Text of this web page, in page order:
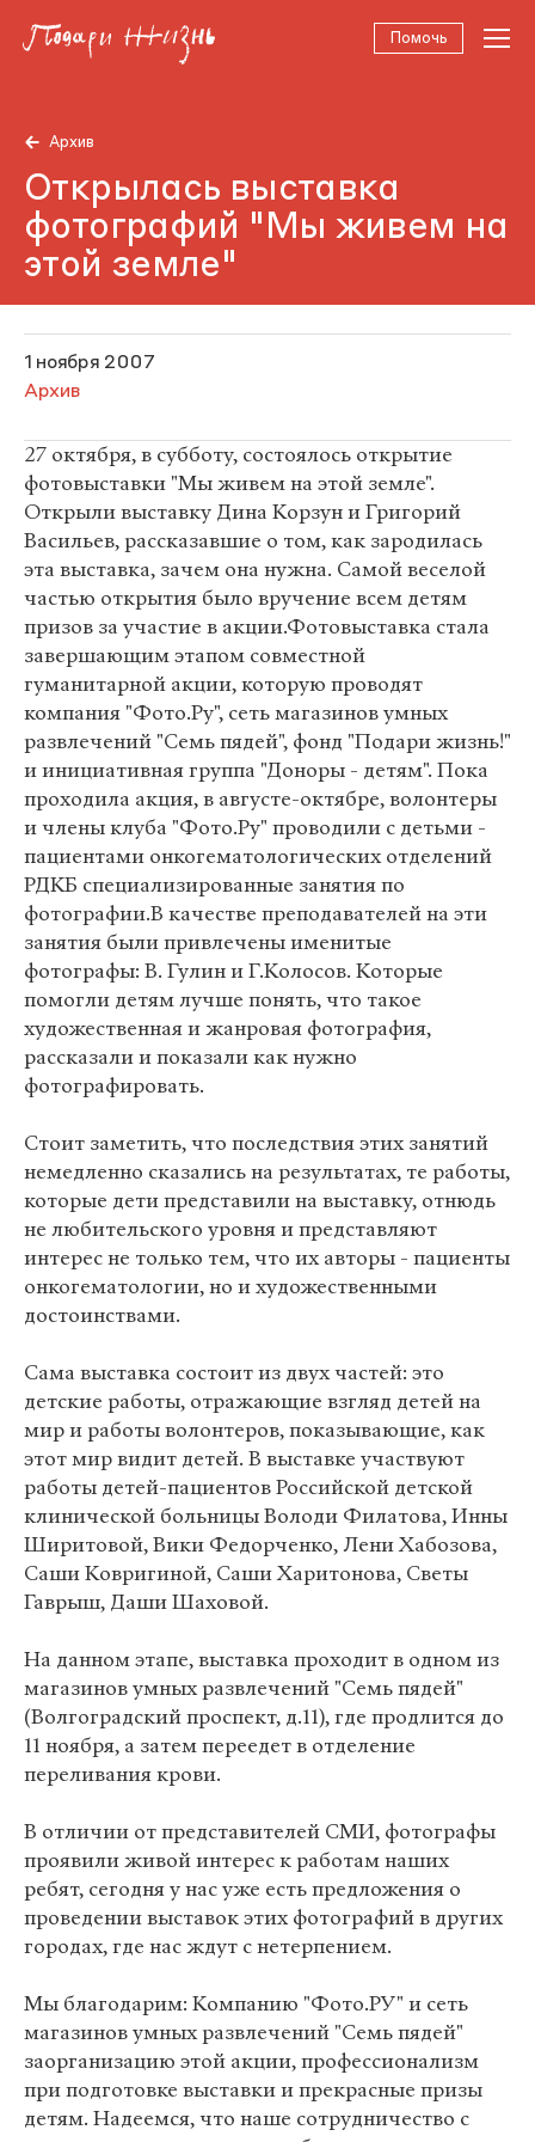
Помочь
Архив
Открылась выставка
фотографий "Мы живем на
этой земле"
1 ноября 2007
Архив
27 октября, в субботу, состоялось открытие
фотовыставки "Мы живем на этой земле".
Открыли выставку Дина Корзун и Григорий
Васильев, рассказавшие о том, как зародилась
эта выставка, зачем она нужна. Самой веселой
частью открытия было вручение всем детям
призов за участие в акции.Фотовыставка стала
завершающим этапом совместной
гуманитарной акции, которую проводят
компания "Фото.Ру", сеть магазинов умных
развлечений "Семь пядей", фонд "Подари жизнь!"
и инициативная группа "Доноры - детям". Пока
проходила акция, в августе-октябре, волонтеры
и члены клуба "Фото.Ру" проводили с детьми -
пациентами онкогематологических отделений
РДКБ специализированные занятия по
фотографии.В качестве преподавателей на эти
занятия были привлечены именитые
фотографы: В. Гулин и Г.Колосов. Которые
помогли детям лучше понять, что такое
художественная и жанровая фотография,
рассказали и показали как нужно
фотографировать.
Стоит заметить, что последствия этих занятий
немедленно сказались на результатах, те работы,
которые дети представили на выставку, отнюдь
не любительского уровня и представляют
интерес не только тем, что их авторы - пациенты
онкогематологии, но и художественными
достоинствами.
Сама выставка состоит из двух частей: это
детские работы, отражающие взгляд детей на
мир и работы волонтеров, показывающие, как
этот мир видит детей. В выставке участвуют
работы детей-пациентов Российской детской
клинической больницы Володи Филатова, Инны
Ширитовой, Вики Федорченко, Лени Хабозова,
Саши Ковригиной, Саши Харитонова, Светы
Гаврыш, Даши Шаховой.
На данном этапе, выставка проходит в одном из
магазинов умных развлечений "Семь пядей"
(Волгоградский проспект, д.11), где продлится до
11 ноября, а затем переедет в отделение
переливания крови.
В отличии от представителей СМИ, фотографы
проявили живой интерес к работам наших
ребят, сегодня у нас уже есть предложения о
проведении выставок этих фотографий в других
городах, где нас ждут с нетерпением.
Мы благодарим: Компанию "Фото.РУ" и сеть
магазинов умных развлечений "Семь пядей"
заорганизацию этой акции, профессионализм
при подготовке выставки и прекрасные призы
детям. Надеемся, что наше сотрудничество с